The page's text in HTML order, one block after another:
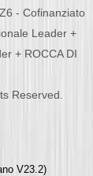
- Cofinanziato
Leader +
+ ROCCA DI
Reserved.
V23.2)